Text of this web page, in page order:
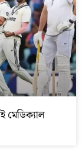
মেডিক্যাল